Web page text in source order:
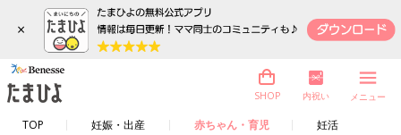
×
TOP 妊娠・出産 赤ちゃん・育児 妊活
SHOP 内祝い メニュー